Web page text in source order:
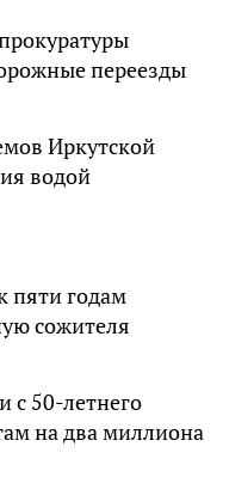
переезды
Иркутской
водой
пяти годам
сожителя
с 50-летнего
на два миллиона